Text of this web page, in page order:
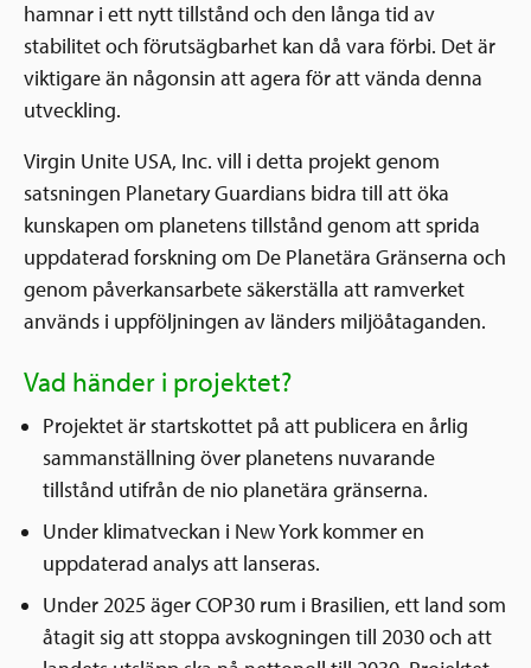
hamnar i ett nytt tillstånd och den långa tid av
stabilitet och förutsägbarhet kan då vara förbi. Det är
viktigare än någonsin att agera för att vända denna
utveckling.
Virgin Unite USA, Inc. vill i detta projekt genom
satsningen Planetary Guardians bidra till att öka
kunskapen om planetens tillstånd genom att sprida
uppdaterad forskning om De Planetära Gränserna och
genom påverkansarbete säkerställa att ramverket
används i uppföljningen av länders miljöåtaganden.
Vad händer i projektet?
Projektet är startskottet på att publicera en årlig
sammanställning över planetens nuvarande
tillstånd utifrån de nio planetära gränserna.
Under klimatveckan i New York kommer en
uppdaterad analys att lanseras.
Under 2025 äger COP30 rum i Brasilien, ett land som
åtagit sig att stoppa avskogningen till 2030 och att